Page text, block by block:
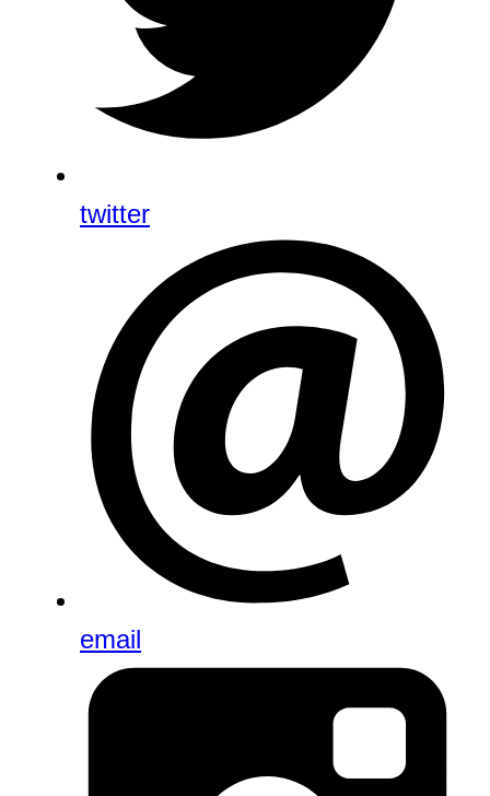
twitter
email